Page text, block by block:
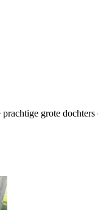
grote